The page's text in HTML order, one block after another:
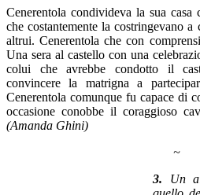
Cenerentola condivideva la sua casa
che costantemente la costringevano a
altrui. Cenerentola che con
Una sera al castello con una
colui che avrebbe condotto il
convincere la matrigna a
Cenerentola comunque fu capace di
occasione conobbe il coraggioso
(Amanda Ghini)
~
3. Un